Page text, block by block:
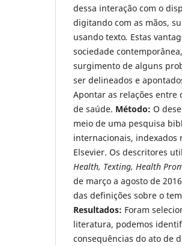
dessa interação com o
digitando com as mãos,
usando texto. Estas
sociedade
surgimento de alguns
ser delineados e
Apontar as relações entre
de saúde. Método: O
meio de uma pesquisa
internacionais, indexados
Elsevier. Os descritores
Health, Texting, Health
de março a agosto de
das definições sobre o
Resultados: Foram
literatura, podemos
consequências do ato de